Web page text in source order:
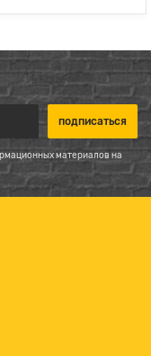
материалов на